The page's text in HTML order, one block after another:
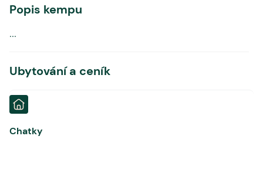
Popis kempu
...
Ubytování a ceník
Chatky